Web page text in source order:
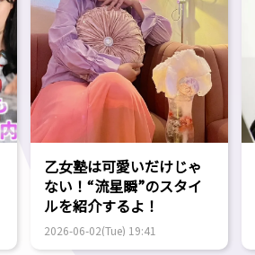
乙女塾は可愛いだけじゃ
ない！“流星瞬”のスタイ
ルを紹介するよ！
2026-06-02(Tue) 19:41